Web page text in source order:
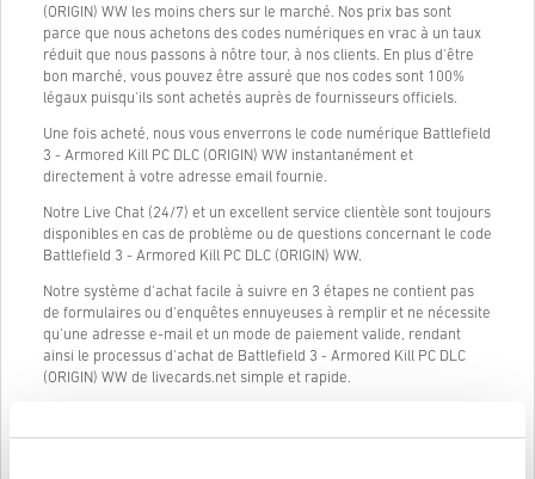
(ORIGIN) WW les moins chers sur le marché. Nos prix bas sont
parce que nous achetons des codes numériques en vrac à un taux
réduit que nous passons à nôtre tour, à nos clients. En plus d'être
bon marché, vous pouvez être assuré que nos codes sont 100%
légaux puisqu'ils sont achetés auprès de fournisseurs officiels.
Une fois acheté, nous vous enverrons le code numérique Battlefield
3 - Armored Kill PC DLC (ORIGIN) WW instantanément et
directement à votre adresse email fournie.
Notre Live Chat (24/7) et un excellent service clientèle sont toujours
disponibles en cas de problème ou de questions concernant le code
Battlefield 3 - Armored Kill PC DLC (ORIGIN) WW.
Notre système d'achat facile à suivre en 3 étapes ne contient pas
de formulaires ou d'enquêtes ennuyeuses à remplir et ne nécessite
qu'une adresse e-mail et un mode de paiement valide, rendant
ainsi le processus d'achat de Battlefield 3 - Armored Kill PC DLC
(ORIGIN) WW de livecards.net simple et rapide.